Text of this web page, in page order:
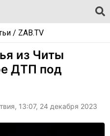
/ ZAB.TV
из Читы
ДТП под
13:07, 24 декабря 2023